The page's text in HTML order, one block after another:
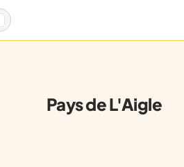
Pays de L'Aigle